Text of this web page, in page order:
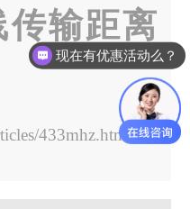
传输距离
433mhz.html
现在有优惠活动么？